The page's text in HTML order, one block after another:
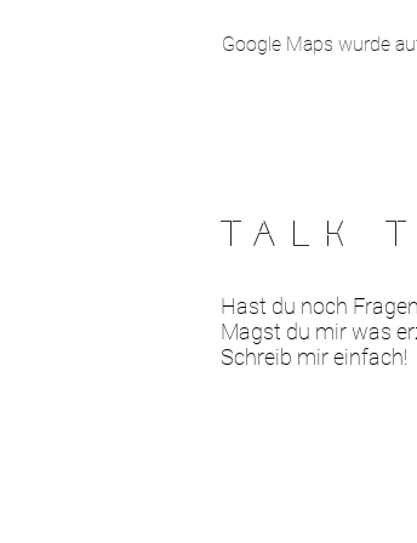
Google Maps wurde
TALK
Hast du noch
Magst du mir was
Schreib mir einfach!